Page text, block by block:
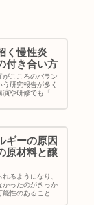
く慢性炎
付き合い方
がこころのバラン
研究報告が多く
や研修でも「か
ます。講演や研修
ギーの原因
原材料と醸
るようになり、
かったのがきっか
性のあることを